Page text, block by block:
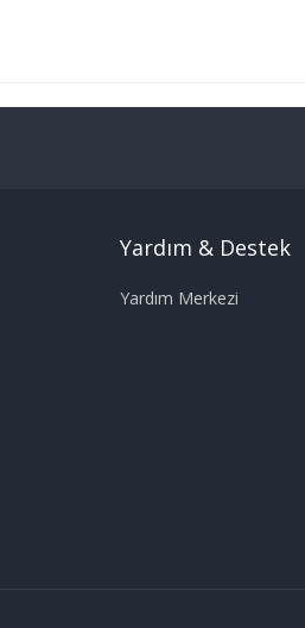
Yardım & Destek
Yardım Merkezi